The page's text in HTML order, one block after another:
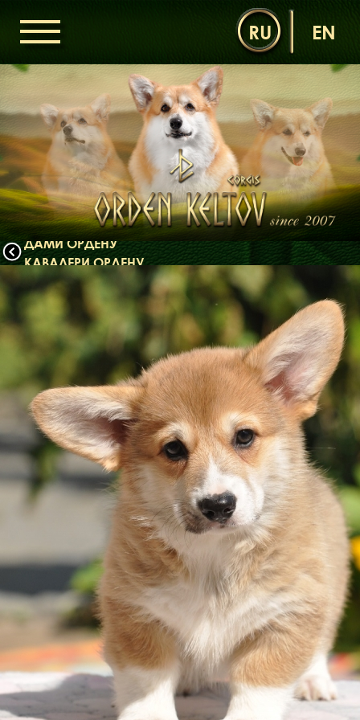
RU EN
ОРДЕН КЕЛЬТІВ
НОВИНИ
ДИТЯЧА КІМНАТА
КОНТАКТИ
НАШІ КОРГІ
ДАМИ ОРДЕНУ
КАВАЛЕРИ ОРДЕНУ
ЩЕНЯТА
ДИТЯЧА КІМНАТА
БІБЛІОТЕКА
МІФИ
ФАКТИ
БЛОГ
ГАЛЕРЕЇ